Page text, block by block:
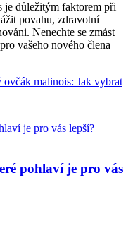
je důležitým faktorem při
povahu, zdravotní
Nenechte se zmást
vašeho nového člena
malinois: Jak vybrat
pohlaví je pro vás